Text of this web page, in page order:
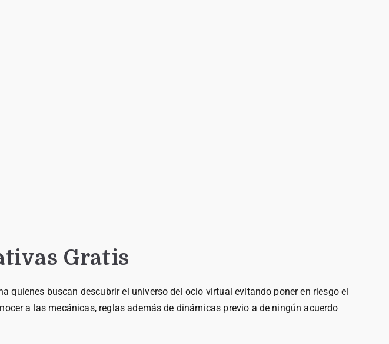
Gratis
quienes buscan descubrir el universo del ocio virtual evitando poner en riesgo el
a las mecánicas, reglas además de dinámicas previo a de ningún acuerdo